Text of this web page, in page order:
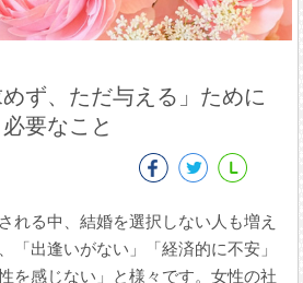
ず、ただ与える」ために
必要なこと
れる中、結婚を選択しない人も増え
「出逢いがない」「経済的に不安」
を感じない」と様々です。女性の社